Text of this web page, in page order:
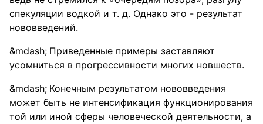
спекуляции водкой и т. д. Однако это - результат
нововведений.
Приведенные примеры заставляют
усомниться в прогрессивности многих новшеств.
Конечным результатом нововведения
может быть не интенсификация функционирования
той или иной сферы человеческой деятельности, а